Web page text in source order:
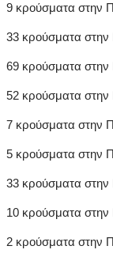
9 κρούσματα στην
33 κρούσματα
69 κρούσματα
52 κρούσματα στην
7 κρούσματα στην
5 κρούσματα στην
33 κρούσματα
10 κρούσματα
2 κρούσματα στην